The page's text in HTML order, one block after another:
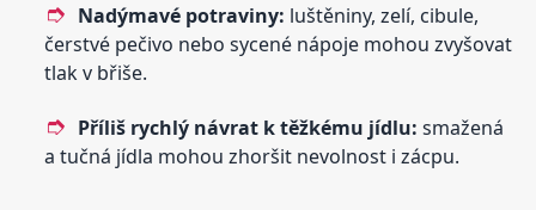
Nadýmavé potraviny: luštěniny, zelí, cibule,
čerstvé pečivo nebo sycené nápoje mohou zvyšovat
tlak v břiše.
Příliš rychlý návrat k těžkému jídlu: smažená
a tučná jídla mohou zhoršit nevolnost i zácpu.